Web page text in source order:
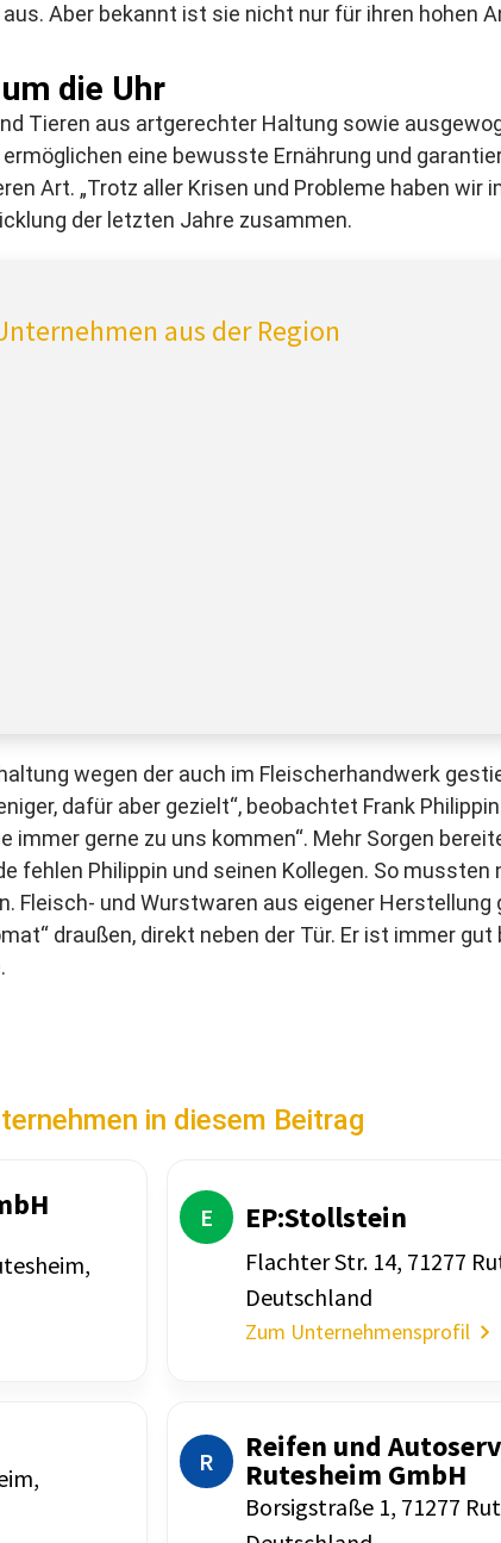
Aber bekannt ist sie nicht nur für ihren hohen
die Uhr
Tieren aus artgerechter Haltung sowie
eine bewusste Ernährung und
Art. „Trotz aller Krisen und Probleme haben wir
der letzten Jahre zusammen.
aus der Region
wegen der auch im Fleischerhandwerk
dafür aber gezielt“, beobachtet Frank
immer gerne zu uns kommen“. Mehr Sorgen
fehlen Philippin und seinen Kollegen. So mussten
Fleisch- und Wurstwaren aus eigener
draußen, direkt neben der Tür. Er ist immer
in diesem Beitrag
E EP:Stoll­stein
Flachter Str. 14, 71277
Deutsch­land
Zum Unternehmensprofil
R Reifen und
Rutes­heim GmbH
Borsig­straße 1, 71277